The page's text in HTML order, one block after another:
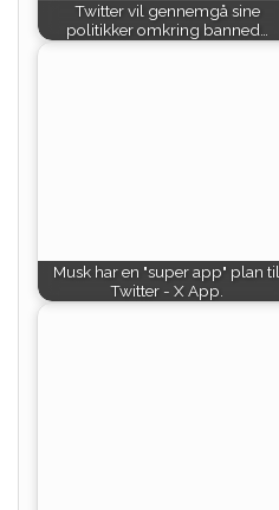
Twitter vil gennemgå sine
politikker omkring banned…
Musk har en "super app" plan til
Twitter - X App.